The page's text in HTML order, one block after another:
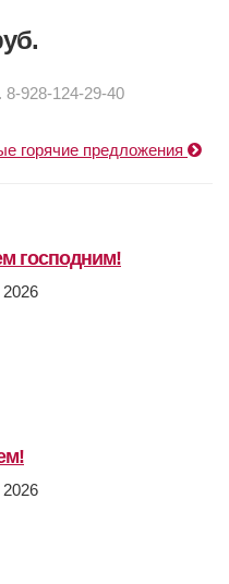
928-124-29-40
горячие предложения
господним!
2026
2026